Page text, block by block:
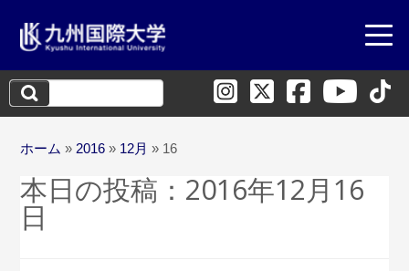
検
索:
ホーム » 2016 » 12月 » 16
本日の投稿： 2016年12月16
日